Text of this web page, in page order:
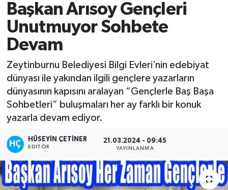
Başkan Arısoy Gençleri
Unutmuyor Sohbete
Devam
Zeytinburnu Belediyesi Bilgi Evleri’nin edebiyat
dünyası ile yakından ilgili gençlere yazarların
dünyasının kapısını aralayan “Gençlerle Baş Başa
Sohbetleri” buluşmaları her ay farklı bir konuk
yazarla devam ediyor.
HÜSEYIN ÇETINER
EDITÖR
21.03.2024 - 09:45
YAYINLANMA